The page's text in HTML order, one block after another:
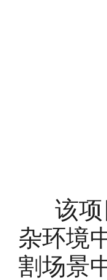
该项
杂环境
割场景